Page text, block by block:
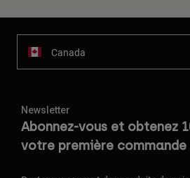
Canada
Newsletter
Abonnez-vous et obtenez
votre première commande